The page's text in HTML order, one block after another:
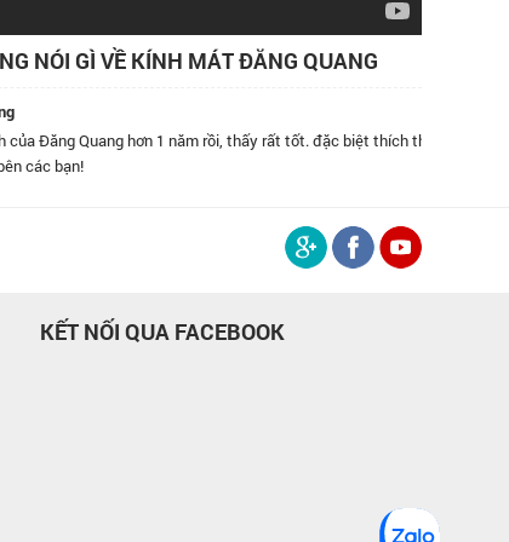
NÓI GÌ VỀ KÍNH MÁT ĐĂNG QUANG
Đăng Quang hơn 1 năm rồi, thấy rất tốt. đặc biệt thích thái
bạn!
KẾT NỐI QUA FACEBOOK